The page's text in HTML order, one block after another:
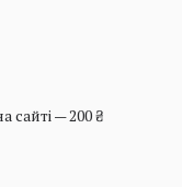
сайті — 200 ₴